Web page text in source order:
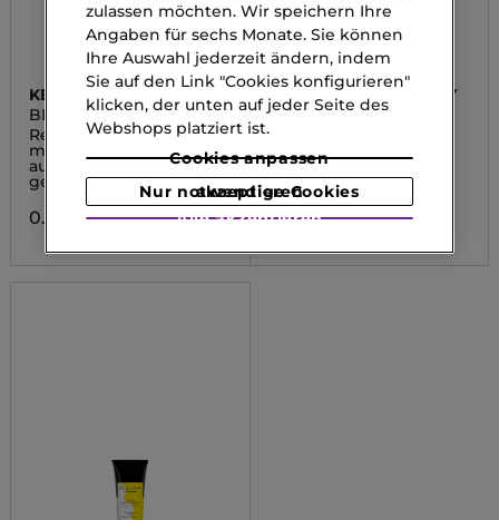
KÉRASTASE
BLOND ABSOLU
Reparierendes Serum
mit Hitzeschutz für
aufgehelltes oder
gesträhntes Haar
0.00 CHF
HAIR RITUEL BY SISLEY
HAIR RITUEL
Haarcreme für Locken
0.00 CHF
zulassen möchten. Wir speichern Ihre
Angaben für sechs Monate. Sie können
Ihre Auswahl jederzeit ändern, indem
Sie auf den Link "Cookies konfigurieren"
klicken, der unten auf jeder Seite des
Webshops platziert ist.
Cookies anpassen
Nur notwendige Cookies akzeptieren
Alle akzeptieren